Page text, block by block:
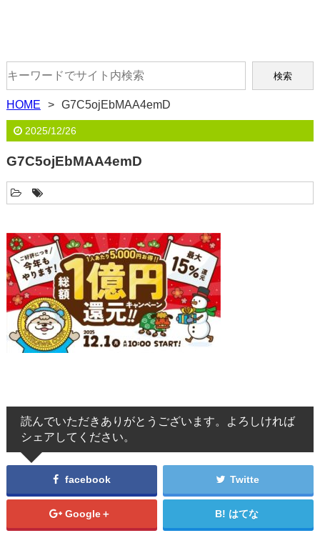
HOME G7C5ojEbMAA4emD
2025/12/26
G7C5ojEbMAA4emD
読んでいただきありがとうございます。よろしければ
シェアしてください。
facebook Twitte
Google＋ はてな